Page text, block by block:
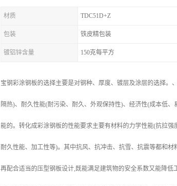
材质 TDC51D+Z
包装 铁皮精包装
镀铝锌含量 150克每平方
宝钢彩涂钢板的选择主要是对钢种、厚度、镀层及涂层的选择。
隔热)、耐久性能(耐污染、耐久、外观保持性)、经济性(成本低
能的。转化成彩涂钢板的性能要求主要有材料的力学性能(抗拉
耐久性能、加工性等)。其中抗风、抗冲击、抗雪、抗震等都和
再配合适当的压型钢板设计,既能满足建筑物的安全系数又能降